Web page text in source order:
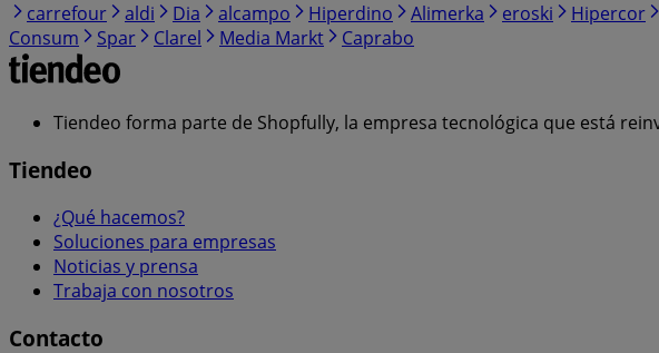
carrefour
aldi Dia alcampo Hiperdino Alimerka eroski Hipercor
Consum
Spar Clarel Media Markt Caprabo
Tiendeo forma parte de Shopfully, la empresa tecnológica que está
Tiendeo
¿Qué hacemos?
Soluciones para empresas
Noticias y prensa
Trabaja con nosotros
Contacto